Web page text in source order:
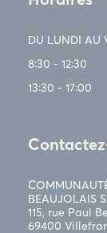
DU LUNDI AU
8:30 - 12:30
13:30 - 17:00
BEAUJOLAIS
115, rue Paul
69400